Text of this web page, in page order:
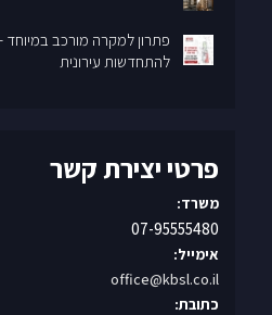
פתרון למקרה מורכב
להתחדשות עירונית
פרטי יצירת קשר
משרד:
07-95555480
אימייל:
office@kbsl.co.il
כתובת: